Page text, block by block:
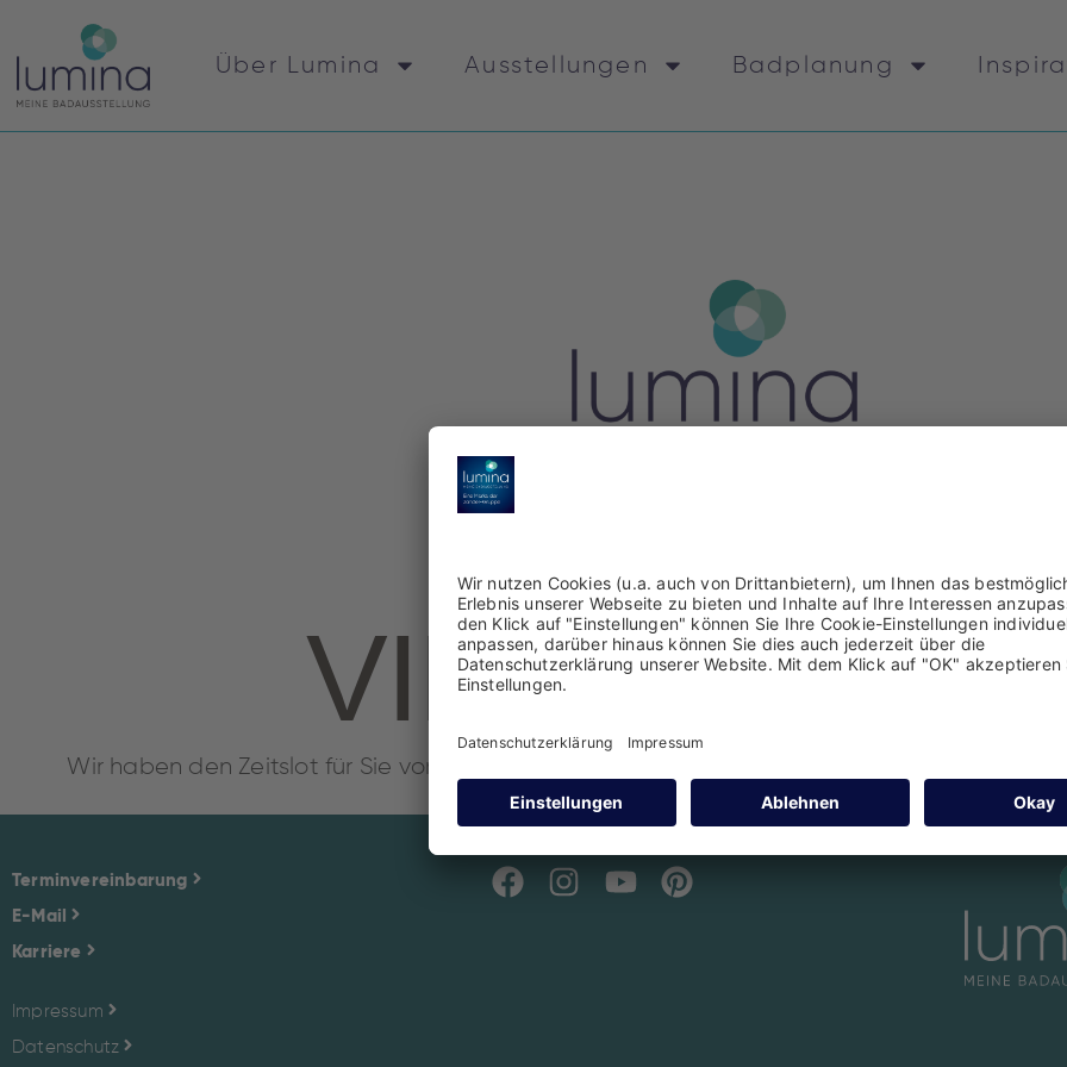
Über Lumina Ausstellungen Badplanung
VIELEN
Wir haben den Zeitslot für Sie vorgemerkt und melden uns schnellstmöglich, um ihnen
Terminvereinbarung
E-Mail
Karriere
Impressum
Datenschutz